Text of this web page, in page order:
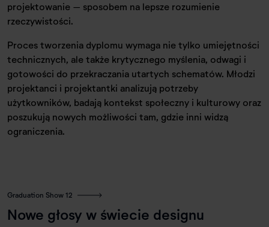
projektowanie – sposobem na lepsze rozumienie
rzeczywistości.
Proces tworzenia dyplomu wymaga nie tylko umiejętności
technicznych, ale także krytycznego myślenia, odwagi i
gotowości do przekraczania utartych schematów. Młodzi
projektanci i projektantki analizują potrzeby
użytkowników, badają kontekst społeczny i kulturowy oraz
poszukują nowych możliwości tam, gdzie inni widzą
ograniczenia.
Graduation Show 12
Nowe głosy w świecie designu